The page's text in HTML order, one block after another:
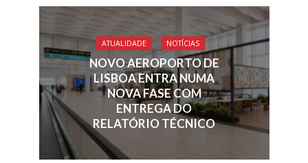
ATUALIDADE NOTÍCIAS
NOVO AEROPORTO DE
LISBOA ENTRA NUMA
NOVA FASE COM
ENTREGA DO
RELATÓRIO TÉCNICO